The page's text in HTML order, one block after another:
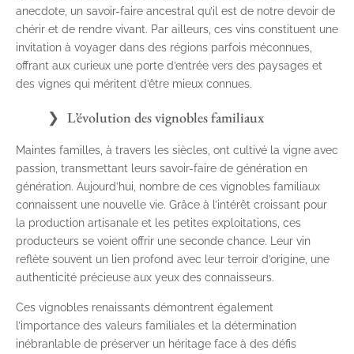
anecdote, un savoir-faire ancestral qu’il est de notre devoir de
chérir et de rendre vivant. Par ailleurs, ces vins constituent une
invitation à voyager dans des régions parfois méconnues,
offrant aux curieux une porte d’entrée vers des paysages et
des vignes qui méritent d’être mieux connues.
L’évolution des vignobles familiaux
Maintes familles, à travers les siècles, ont cultivé la vigne avec
passion, transmettant leurs savoir-faire de génération en
génération. Aujourd’hui, nombre de ces vignobles familiaux
connaissent une nouvelle vie. Grâce à l’intérêt croissant pour
la production artisanale et les petites exploitations, ces
producteurs se voient offrir une seconde chance. Leur vin
reflète souvent un lien profond avec leur terroir d’origine, une
authenticité précieuse aux yeux des connaisseurs.
Ces vignobles renaissants démontrent également
l’importance des valeurs familiales et la détermination
inébranlable de préserver un héritage face à des défis